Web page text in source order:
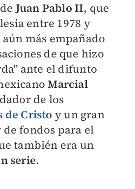
Juan Pablo II, que
entre 1978 y
aún más empañado
de que hizo
ante el difunto
Marcial
de los
de Cristo y un gran
fondos para el
también era un
serie.